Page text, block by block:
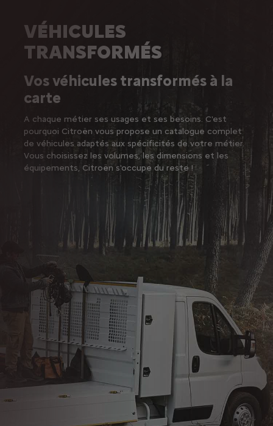
VÉHICULES
TRANSFORMÉS
Vos véhicules transformés à la
carte
A chaque métier ses usages et ses besoins. C'est
pourquoi Citroën vous propose un catalogue complet
de véhicules adaptés aux spécificités de votre métier.
Vous choisissez les volumes, les dimensions et les
équipements, Citroën s'occupe du reste !